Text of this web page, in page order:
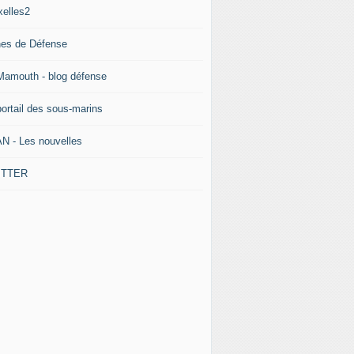
de Défense
- blog défense
des sous-marins
- Les nouvelles